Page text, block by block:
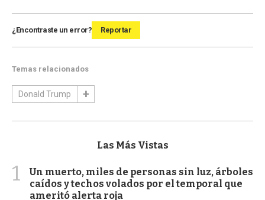
¿Encontraste un error? Reportar
Temas relacionados
Donald Trump
Las Más Vistas
1
Un muerto, miles de personas sin luz, árboles
caídos y techos volados por el temporal que
ameritó alerta roja